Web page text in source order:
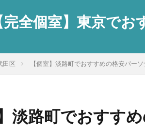
完全個室】東京でお
田区 【個室】淡路町でおすすめの格安パー
】淡路町でおすす